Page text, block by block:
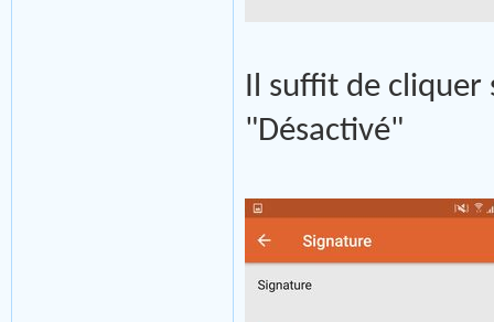
Il suffit de cliquer
"Désactivé"